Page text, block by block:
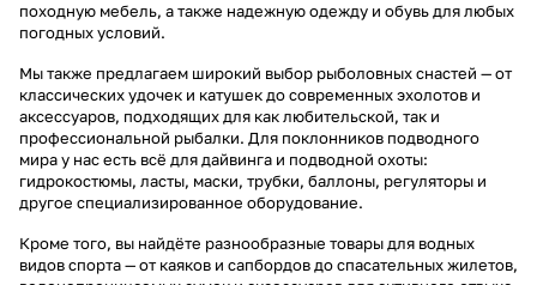
походную мебель, а также надежную одежду и обувь для любых
погодных условий.
Мы также предлагаем широкий выбор рыболовных снастей — от
классических удочек и катушек до современных эхолотов и
аксессуаров, подходящих для как любительской, так и
профессиональной рыбалки. Для поклонников подводного
мира у нас есть всё для дайвинга и подводной охоты:
гидрокостюмы, ласты, маски, трубки, баллоны, регуляторы и
другое специализированное оборудование.
Кроме того, вы найдёте разнообразные товары для водных
видов спорта — от каяков и сапбордов до спасательных жилетов,